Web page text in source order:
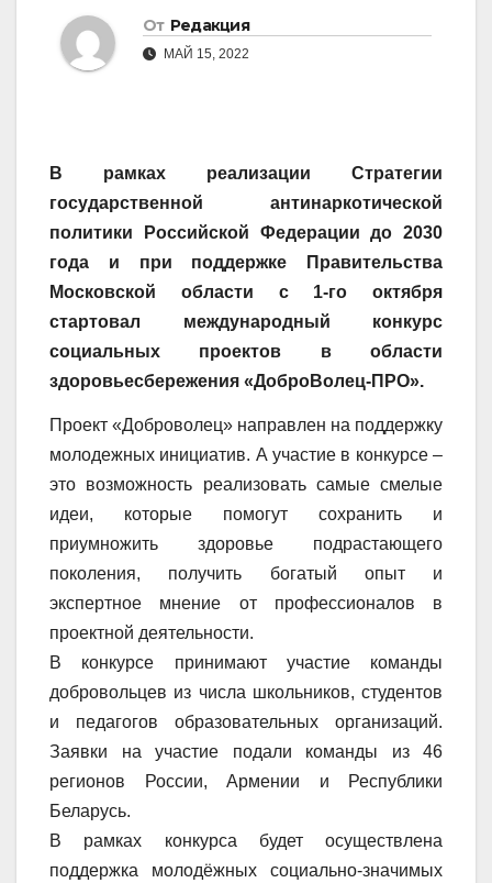
От Редакция
МАЙ 15, 2022
В рамках реализации Стратегии
государственной антинаркотической
политики Российской Федерации до 2030
года и при поддержке Правительства
Московской области с 1-го октября
стартовал международный конкурс
социальных проектов в области
здоровьесбережения «ДоброВолец-ПРО».
Проект «Доброволец» направлен на поддержку
молодежных инициатив. А участие в конкурсе –
это возможность реализовать самые смелые
идеи, которые помогут сохранить и
приумножить здоровье подрастающего
поколения, получить богатый опыт и
экспертное мнение от профессионалов в
проектной деятельности.
В конкурсе принимают участие команды
добровольцев из числа школьников, студентов
и педагогов образовательных организаций.
Заявки на участие подали команды из 46
регионов России, Армении и Республики
Беларусь.
В рамках конкурса будет осуществлена
поддержка молодёжных социально-значимых